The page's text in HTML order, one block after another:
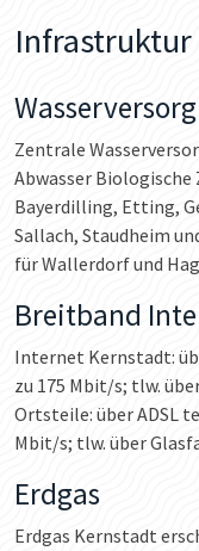
Infrastruktur
Zentrale
Abwasser
Bayerdilling, Etting,
Sallach, Staudheim
für Wallerdorf und
Breitband
Internet Kernstadt:
zu 175 Mbit/s; tlw.
Ortsteile: über ADSL
Mbit/s; tlw. über
Erdgas
Erdgas Kernstadt